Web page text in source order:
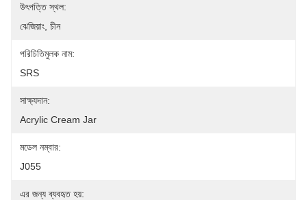
উৎপত্তি স্থল:
ঝেজিয়াং, চীন
পরিচিতিমুলক নাম:
SRS
সাক্ষ্যদান:
Acrylic Cream Jar
মডেল নম্বার:
J055
এর জন্য ব্যবহৃত হয়: